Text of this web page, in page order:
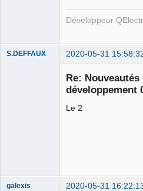
Développeur
S.DEFFAUX 2020-05-31
Re:
développement
Le 2
galexis 2020-05-31